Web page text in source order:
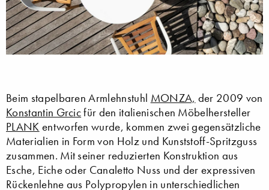
Beim stapelbaren Armlehnstuhl MONZA, der 2009 von
Konstantin Grcicfür den italienischen Möbelhersteller
PLANK entworfen wurde, kommen zwei gegensätzliche
Materialien in Form von Holz und Kunststoff-Spritzguss
zusammen. Mit seiner reduzierten Konstruktion aus
Esche, Eiche oder Canaletto Nuss und der expressiven
Rückenlehne aus Polypropylen in unterschiedlichen